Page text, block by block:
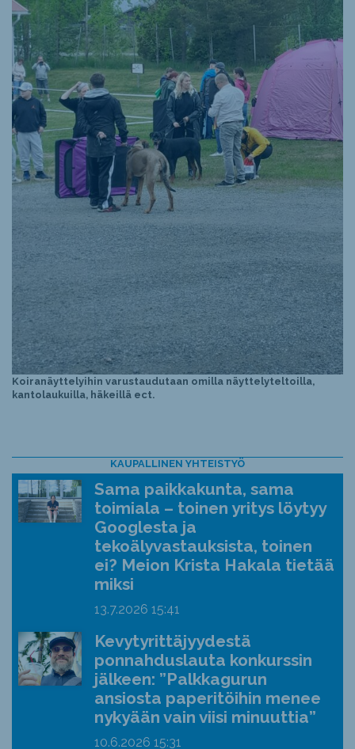
Koiranäyttelyihin varustaudutaan omilla näyttelyteltoilla,
kantolaukuilla, häkeillä ect.
KAUPALLINEN YHTEISTYÖ
Sama paikkakunta, sama
toimiala – toinen yritys löytyy
Googlesta ja
tekoälyvastauksista, toinen
ei? Meion Krista Hakala tietää
miksi
13.7.2026 15:41
Kevytyrittäjyydestä
ponnahduslauta konkurssin
jälkeen: ”Palkkagurun
ansiosta paperitöihin menee
nykyään vain viisi minuuttia”
10.6.2026 15:31